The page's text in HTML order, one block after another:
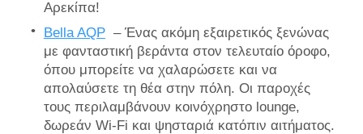
Αρεκίπα!
Bella AQP– Ένας ακόμη εξαιρετικός ξενώνας
με φανταστική βεράντα στον τελευταίο όροφο,
όπου μπορείτε να χαλαρώσετε και να
απολαύσετε τη θέα στην πόλη. Οι παροχές
τους περιλαμβάνουν κοινόχρηστο lounge,
δωρεάν Wi-Fi και ψησταριά κατόπιν αιτήματος.